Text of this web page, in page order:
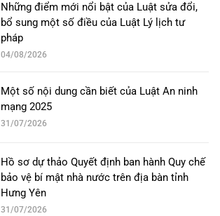
Những điểm mới nổi bật của Luật sửa đổi,
bổ sung một số điều của Luật Lý lịch tư
pháp
04/08/2026
Một số nội dung cần biết của Luật An ninh
mạng 2025
31/07/2026
Hồ sơ dự thảo Quyết định ban hành Quy chế
bảo vệ bí mật nhà nước trên địa bàn tỉnh
Hưng Yên
31/07/2026